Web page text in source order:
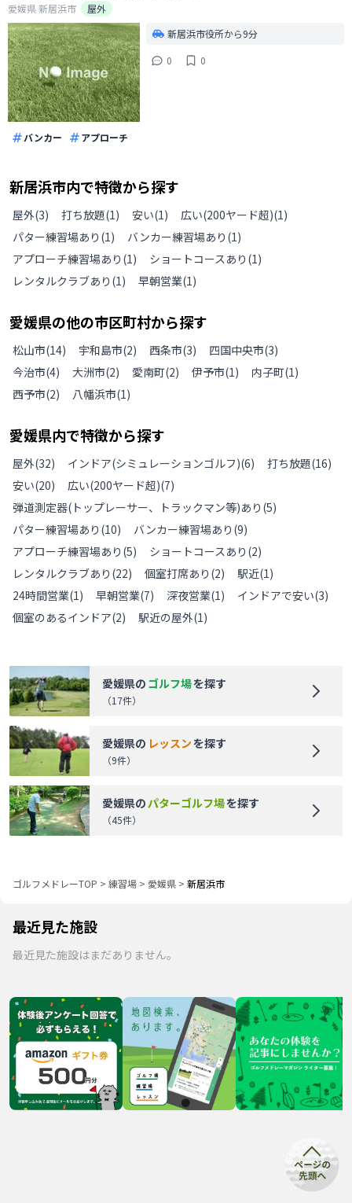
愛媛県新居浜市
屋外
新居浜市役所から9分
0
0
バンカー アプローチ
新居浜市内で特徴から探す
屋外(3) 打ち放題(1) 安い(1) 広い(200ヤード超)(1)
パター練習場あり (1) バンカー練習場あり (1)
アプローチ練習場あり (1) ショートコースあり (1)
レンタルクラブあり (1) 早朝営業(1)
愛媛県の他の市区町村から探す
松山市(14) 宇和島市(2) 西条市(3) 四国中央市(3)
今治市(4) 大洲市(2) 愛南町(2) 伊予市(1) 内子町(1)
西予市(2) 八幡浜市(1)
愛媛県内で特徴から探す
屋外(32) インドア(シミュレーションゴルフ)(6) 打ち放題(16)
安い(20) 広い(200ヤード超)(7)
弾道測定器(トップレーサー、トラックマン等)あり (5)
パター練習場あり (10) バンカー練習場あり (9)
アプローチ練習場あり (5) ショートコースあり (2)
レンタルクラブあり (22) 個室打席あり (2) 駅近(1)
24時間営業(1) 早朝営業(7) 深夜営業(1) インドアで安い(3)
個室のあるインドア(2) 駅近の屋外(1)
愛媛県の ゴルフ場を探す
（17件）
愛媛県の レッスンを探す
（9件）
愛媛県のパターゴルフ場を探す
（45件）
ゴルフメドレーTOP > 練習場 > 愛媛県 > 新居浜市
最近見た施設
最近見た施設はまだありません。